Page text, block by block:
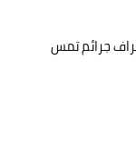
جرائم تمس